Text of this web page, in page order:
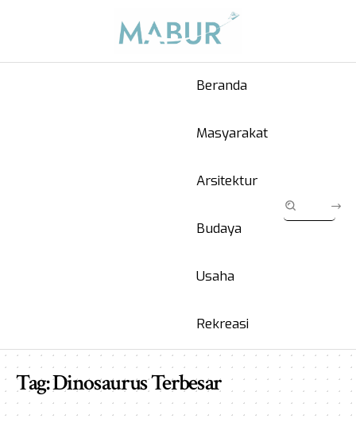
Beranda
Masyarakat
Arsitektur
Budaya
Usaha
Rekreasi
Tag:Dinosaurus Terbesar